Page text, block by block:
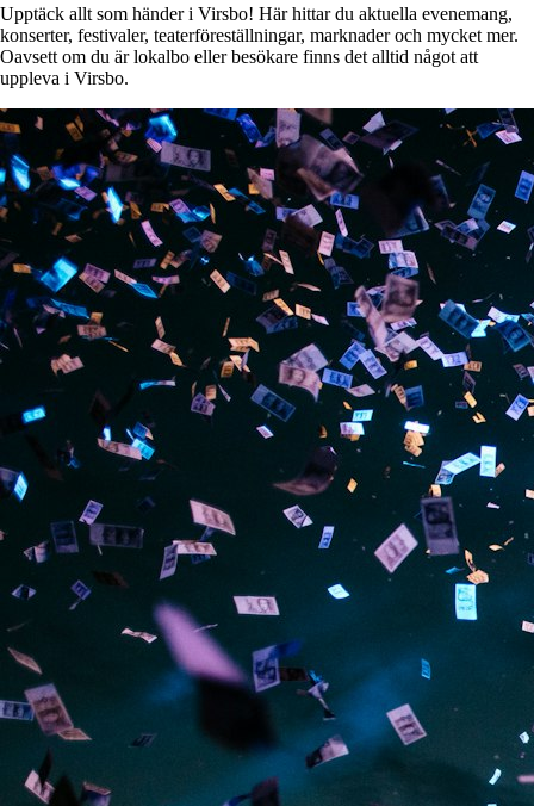
Upptäck allt som händer i Virsbo! Här hittar du aktuella evenemang,
konserter, festivaler, teaterföreställningar, marknader och mycket mer.
Oavsett om du är lokalbo eller besökare finns det alltid något att
uppleva i Virsbo.